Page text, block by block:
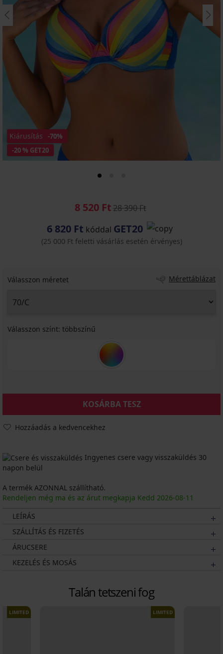
-20 % GET20
Kiárusítás -70%
8 520 Ft28 390 Ft
6 820 Ft kóddal GET20
(25 000 Ft feletti vásárlás esetén érvényes)
Válasszon méretet Mérettáblázat
Válasszon színt: többszínű
KOSÁRBA TESZ
Hozzáadás a kedvencekhez
Ingyenes csere vagy visszaküldés 30
napon belül
A termék AZONNAL szállítható.
Rendeljen még ma és az árut megkapja Kedd 2026-08-11
LEÍRÁS
SZÁLLÍTÁS ÉS FIZETÉS
ÁRUCSERE
KEZELÉS ÉS MOSÁS
Talán tetszeni fog
LIMITED LIMITED